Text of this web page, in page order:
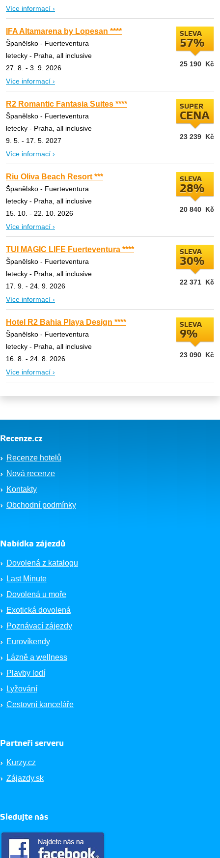
Více informací ›
IFA Altamarena by Lopesan ****
Španělsko - Fuerteventura
letecky - Praha, all inclusive
27. 8. - 3. 9. 2026
Více informací ›
SLEVA
57%
25 190 Kč
R2 Romantic Fantasia Suites ****
Španělsko - Fuerteventura
letecky - Praha, all inclusive
9. 5. - 17. 5. 2027
Více informací ›
SUPER
CENA
23 239 Kč
Riu Oliva Beach Resort ***
Španělsko - Fuerteventura
letecky - Praha, all inclusive
15. 10. - 22. 10. 2026
Více informací ›
SLEVA
28%
20 840 Kč
TUI MAGIC LIFE Fuerteventura ****
Španělsko - Fuerteventura
letecky - Praha, all inclusive
17. 9. - 24. 9. 2026
Více informací ›
SLEVA
30%
22 371 Kč
Hotel R2 Bahia Playa Design ****
Španělsko - Fuerteventura
letecky - Praha, all inclusive
16. 8. - 24. 8. 2026
Více informací ›
SLEVA
9%
23 090 Kč
Recenze.cz
Recenze hotelů
Nová recenze
Kontakty
Obchodní podmínky
Nabídka zájezdů
Dovolená z katalogu
Last Minute
Dovolená u moře
Exotická dovolená
Poznávací zájezdy
Eurovíkendy
Lázně a wellness
Plavby lodí
Lyžování
Cestovní kanceláře
Partneři serveru
Kurzy.cz
Zájazdy.sk
Sledujte nás